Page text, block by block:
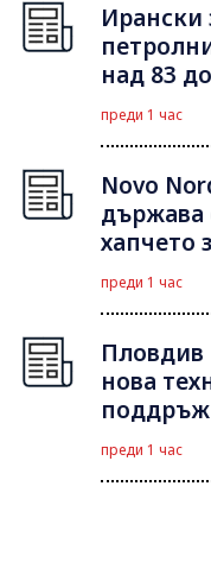
Ирански
над 83
преди 1 час
Novo
държава
хапчето
преди 1 час
Пловдив
нова
преди 1 час